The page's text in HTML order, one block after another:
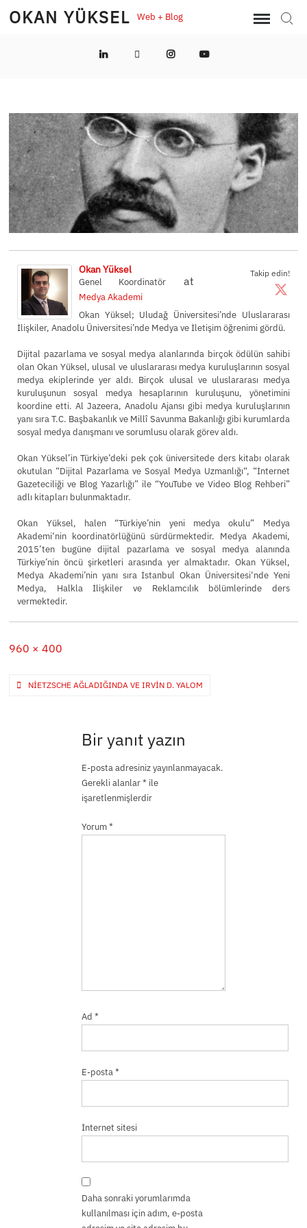
SkipOKAN YÜKSEL Web + Blog
LinkedInTwitterInstagramYouTube
Takip edin!
Okan Yüksel
Genel Koordinatör at
Medya Akademi
Okan Yüksel; Uludağ Üniversitesi’nde Uluslararası
İlişkiler, Anadolu Üniversitesi’nde Medya ve İletişim öğrenimi gördü.
Dijital pazarlama ve sosyal medya alanlarında birçok ödülün sahibi
olan Okan Yüksel, ulusal ve uluslararası medya kuruluşlarının sosyal
medya ekiplerinde yer aldı. Birçok ulusal ve uluslararası medya
kuruluşunun sosyal medya hesaplarının kuruluşunu, yönetimini
koordine etti. Al Jazeera, Anadolu Ajansı gibi medya kuruluşlarının
yanı sıra T.C. Başbakanlık ve Millî Savunma Bakanlığı gibi kurumlarda
sosyal medya danışmanı ve sorumlusu olarak görev aldı.
Okan Yüksel’in Türkiye’deki pek çok üniversitede ders kitabı olarak
okutulan “Dijital Pazarlama ve Sosyal Medya Uzmanlığı“, “İnternet
Gazeteciliği ve Blog Yazarlığı” ile “YouTube ve Video Blog Rehberi”
adlı kitapları bulunmaktadır.
Okan Yüksel, halen “Türkiye’nin yeni medya okulu” Medya
Akademi‘nin koordinatörlüğünü sürdürmektedir. Medya Akademi,
2015’ten bugüne dijital pazarlama ve sosyal medya alanında
Türkiye’nin öncü şirketleri arasında yer almaktadır. Okan Yüksel,
Medya Akademi’nin yanı sıra İstanbul Okan Üniversitesi‘nde Yeni
Medya, Halkla İlişkiler ve Reklamcılık bölümlerinde ders
vermektedir.
Full
960 × 400
Yazı
NIETZSCHE AĞLADIĞINDA VE IRVIN D. YALOM
Bir yanıt yazın
E-posta adresiniz yayınlanmayacak.
Gerekli alanlar*ile
işaretlenmişlerdir
Yorum*
Ad *
E-posta*
İnternet sitesi
Daha sonraki yorumlarımda
kullanılması için adım, e-posta